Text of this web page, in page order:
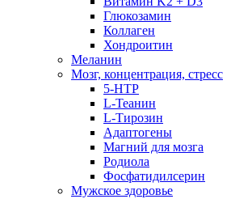
Глюкозамин
Коллаген
Хондроитин
Меланин
Мозг, концентрация, стресс
5-HTP
L-Теанин
L-Тирозин
Адаптогены
Магний для мозга
Родиола
Фосфатидилсерин
Мужское здоровье